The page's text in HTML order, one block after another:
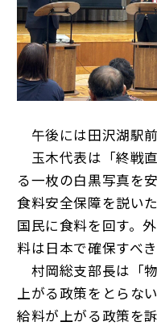
午後には田沢湖駅
玉木代表は「終戦
る一枚の白黒写真を
食料安全保障を説い
国民に食料を回す。
料は日本で確保すべ
村岡総支部長は「
上がる政策をとらな
給料が上がる政策を